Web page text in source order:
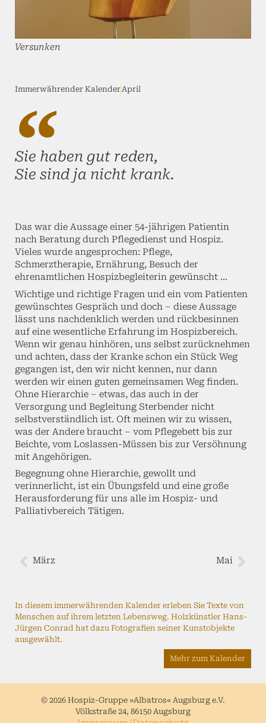
Versunken
Immerwährender KalenderApril
Sie haben gut reden,
Sie sind ja nicht krank.
Das war die Aussage einer 54-jährigen ­Patientin
nach Beratung durch Pflegedienst und Hospiz.
Vieles wurde angesprochen: Pflege,
Schmerztherapie, Ernährung, Besuch der
ehrenamtlichen Hospizbegleiterin gewünscht …
Wichtige und richtige Fragen und ein vom Patienten
gewünschtes Gespräch und doch – diese Aussage
lässt uns nachdenklich werden und rückbesinnen
auf eine wesentliche Erfahrung im Hospizbereich.
Wenn wir genau hinhören, uns selbst zurücknehmen
und achten, dass der Kranke schon ein Stück Weg
gegangen ist, den wir nicht kennen, nur dann
werden wir einen guten gemeinsamen Weg finden.
Ohne Hierarchie – etwas, das auch in der
Versorgung und Begleitung Sterbender nicht
selbstverständlich ist. Oft meinen wir zu wissen,
was der Andere braucht – vom Pflegebett bis zur
Beichte, vom Loslassen-Müssen bis zur Versöhnung
mit Angehörigen.
Begegnung ohne Hierarchie, gewollt und
verinnerlicht, ist ein Übungsfeld und eine große
Herausforderung für uns alle im Hospiz- und
Palliativbereich Tätigen.
März Mai
In diesem immerwährenden Kalender erleben Sie Texte von
Menschen auf ihrem letzten Lebensweg. Holzkünstler Hans-
Jürgen Conrad hat dazu Fotografien seiner Kunstobjekte
ausgewählt.
Mehr zum Kalender
© 2026 Hospiz-Gruppe »Albatros« Augsburg e.V.
Völkstraße 24, 86150 Augsburg